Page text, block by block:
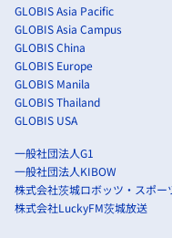
GLOBIS Asia Pacific
GLOBIS Asia Campus
GLOBIS China
GLOBIS Europe
GLOBIS Manila
GLOBIS Thailand
GLOBIS USA
一般社団法人G1
一般社団法人KIBOW
株式会社茨城ロボッツ・スポー
株式会社LuckyFM茨城放送